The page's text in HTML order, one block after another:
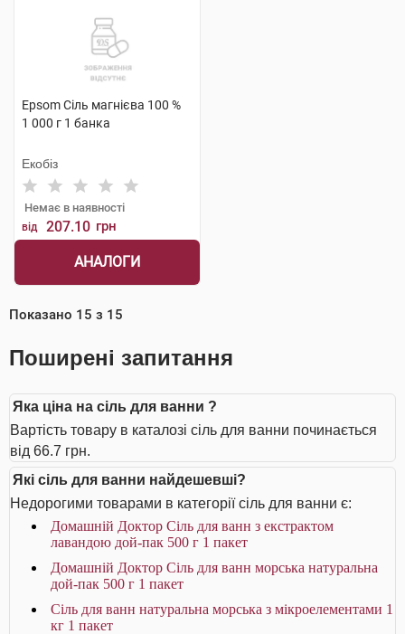
Epsom Сіль магнієва 100 %
1 000 г 1 банка
Екобіз
Немає в наявності
від 207.10 грн
АНАЛОГИ
Показано 15 з 15
Поширені запитання
Яка ціна на сіль для ванни ?
Вартість товару в каталозі сіль для ванни починається
від 66.7 грн.
Які сіль для ванни найдешевші?
Недорогими товарами в категорії сіль для ванни є:
Домашній Доктор Сіль для ванн з екстрактом
лавандою дой-пак 500 г 1 пакет
Домашній Доктор Сіль для ванн морська натуральна
дой-пак 500 г 1 пакет
Сіль для ванн натуральна морська з мікроелементами 1
кг 1 пакет